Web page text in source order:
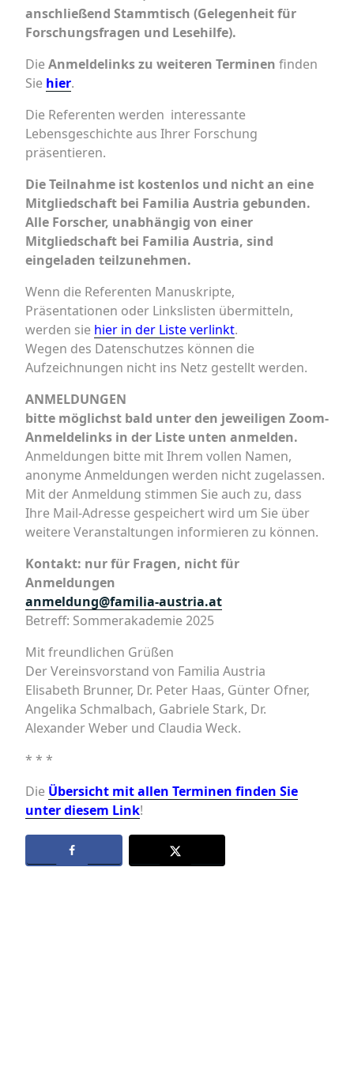
anschließend Stammtisch (Gelegenheit für
Forschungsfragen und Lesehilfe).
DieAnmeldelinkszu weiteren Terminen finden
Sie hier.
Die Referenten werden interessante
Lebensgeschichte aus Ihrer Forschung
präsentieren.
Die Teilnahme ist kostenlos und nicht an eine
Mitgliedschaft bei Familia Austria gebunden.
Alle Forscher, unabhängig von einer
Mitgliedschaft bei Familia Austria, sind
eingeladen teilzunehmen.
Wenn die Referenten Manuskripte,
Präsentationen oder Linkslisten übermitteln,
werden sie hier in der Liste verlinkt.
Wegen des Datenschutzes können die
Aufzeichnungen nicht ins Netz gestellt werden.
ANMELDUNGEN
bitte möglichst bald unter den jeweiligen Zoom-
Anmeldelinks in der Liste unten anmelden.
Anmeldungen bitte mit Ihrem vollen Namen,
anonyme Anmeldungen werden nicht zugelassen.
Mit der Anmeldung stimmen Sie auch zu, dass
Ihre Mail-Adresse gespeichert wird um Sie über
weitere Veranstaltungen informieren zu können.
Kontakt: nur für Fragen, nicht für
Anmeldungen
anmeldung@familia-austria.at
Betreff: Sommerakademie 2025
Mit freundlichen Grüßen
Der Vereinsvorstand von Familia Austria
Elisabeth Brunner, Dr. Peter Haas, Günter Ofner,
Angelika Schmalbach, Gabriele Stark, Dr.
Alexander Weber und Claudia Weck.
* * *
Die Übersicht mit allen Terminen finden Sie
unter diesem Link!